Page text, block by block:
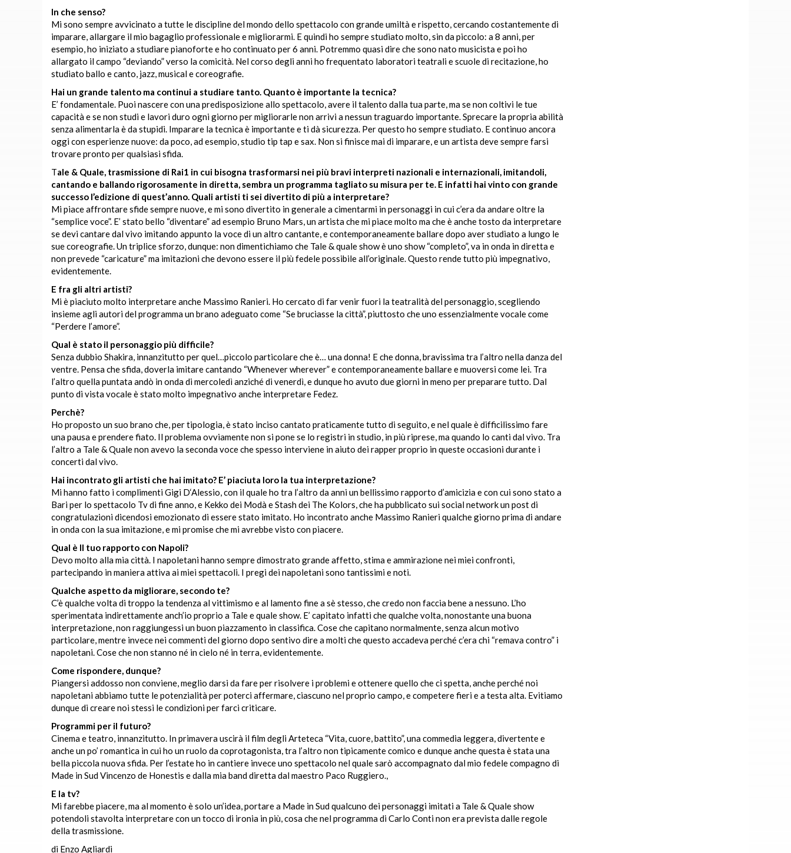
In che senso?
Mi sono sempre avvicinato a tutte le discipline del mondo dello spettacolo con grande umiltà e rispetto, cercando costantemente di
imparare, allargare il mio bagaglio professionale e migliorarmi. E quindi ho sempre studiato molto, sin da piccolo: a 8 anni, per
esempio, ho iniziato a studiare pianoforte e ho continuato per 6 anni. Potremmo quasi dire che sono nato musicista e poi ho
allargato il campo “deviando” verso la comicità. Nel corso degli anni ho frequentato laboratori teatrali e scuole di recitazione, ho
studiato ballo e canto, jazz, musical e coreografie.
Hai un grande talento ma continui a studiare tanto. Quanto è importante la tecnica?
E’ fondamentale. Puoi nascere con una predisposizione allo spettacolo, avere il talento dalla tua parte, ma se non coltivi le tue
capacità e se non studi e lavori duro ogni giorno per migliorarle non arrivi a nessun traguardo importante. Sprecare la propria abilità
senza alimentarla è da stupidi. Imparare la tecnica è importante e ti dà sicurezza. Per questo ho sempre studiato. E continuo ancora
oggi con esperienze nuove: da poco, ad esempio, studio tip tap e sax. Non si finisce mai di imparare, e un artista deve sempre farsi
trovare pronto per qualsiasi sfida.
Tale & Quale, trasmissione di Rai1 in cui bisogna trasformarsi nei più bravi interpreti nazionali e internazionali, imitandoli,
cantando e ballando rigorosamente in diretta, sembra un programma tagliato su misura per te. E infatti hai vinto con grande
successo l’edizione di quest’anno. Quali artisti ti sei divertito di più a interpretare?
Mi piace affrontare sfide sempre nuove, e mi sono divertito in generale a cimentarmi in personaggi in cui c’era da andare oltre la
“semplice voce”. E’ stato bello “diventare” ad esempio Bruno Mars, un artista che mi piace molto ma che è anche tosto da interpretare
se devi cantare dal vivo imitando appunto la voce di un altro cantante, e contemporaneamente ballare dopo aver studiato a lungo le
sue coreografie. Un triplice sforzo, dunque: non dimentichiamo che Tale & quale show è uno show “completo”, va in onda in diretta e
non prevede “caricature” ma imitazioni che devono essere il più fedele possibile all’originale. Questo rende tutto più impegnativo,
evidentemente.
E fra gli altri artisti?
Mi è piaciuto molto interpretare anche Massimo Ranieri. Ho cercato di far venir fuori la teatralità del personaggio, scegliendo
insieme agli autori del programma un brano adeguato come “Se bruciasse la città”, piuttosto che uno essenzialmente vocale come
“Perdere l’amore”.
Qual è stato il personaggio più difficile?
Senza dubbio Shakira, innanzitutto per quel…piccolo particolare che è… una donna! E che donna, bravissima tra l’altro nella danza del
ventre. Pensa che sfida, doverla imitare cantando “Whenever wherever” e contemporaneamente ballare e muoversi come lei. Tra
l’altro quella puntata andò in onda di mercoledì anziché di venerdì, e dunque ho avuto due giorni in meno per preparare tutto. Dal
punto di vista vocale è stato molto impegnativo anche interpretare Fedez.
Perchè?
Ho proposto un suo brano che, per tipologia, è stato inciso cantato praticamente tutto di seguito, e nel quale è difficilissimo fare
una pausa e prendere fiato. Il problema ovviamente non si pone se lo registri in studio, in più riprese, ma quando lo canti dal vivo. Tra
l’altro a Tale & Quale non avevo la seconda voce che spesso interviene in aiuto dei rapper proprio in queste occasioni durante i
concerti dal vivo.
Hai incontrato gli artisti che hai imitato? E’ piaciuta loro la tua interpretazione?
Mi hanno fatto i complimenti Gigi D‘Alessio, con il quale ho tra l’altro da anni un bellissimo rapporto d’amicizia e con cui sono stato a
Bari per lo spettacolo Tv di fine anno, e Kekko dei Modà e Stash dei The Kolors, che ha pubblicato sui social network un post di
congratulazioni dicendosi emozionato di essere stato imitato. Ho incontrato anche Massimo Ranieri qualche giorno prima di andare
in onda con la sua imitazione, e mi promise che mi avrebbe visto con piacere.
Qual è Il tuo rapporto con Napoli?
Devo molto alla mia città. I napoletani hanno sempre dimostrato grande affetto, stima e ammirazione nei miei confronti,
partecipando in maniera attiva ai miei spettacoli. I pregi dei napoletani sono tantissimi e noti.
Qualche aspetto da migliorare, secondo te?
C’è qualche volta di troppo la tendenza al vittimismo e al lamento fine a sè stesso, che credo non faccia bene a nessuno. L’ho
sperimentata indirettamente anch’io proprio a Tale e quale show. E’ capitato infatti che qualche volta, nonostante una buona
interpretazione, non raggiungessi un buon piazzamento in classifica. Cose che capitano normalmente, senza alcun motivo
particolare, mentre invece nei commenti del giorno dopo sentivo dire a molti che questo accadeva perché c’era chi “remava contro” i
napoletani. Cose che non stanno né in cielo né in terra, evidentemente.
Come rispondere, dunque?
Piangersi addosso non conviene, meglio darsi da fare per risolvere i problemi e ottenere quello che ci spetta, anche perché noi
napoletani abbiamo tutte le potenzialità per poterci affermare, ciascuno nel proprio campo, e competere fieri e a testa alta. Evitiamo
dunque di creare noi stessi le condizioni per farci criticare.
Programmi per il futuro?
Cinema e teatro, innanzitutto. In primavera uscirà il film degli Arteteca “Vita, cuore, battito”, una commedia leggera, divertente e
anche un po’ romantica in cui ho un ruolo da coprotagonista, tra l’altro non tipicamente comico e dunque anche questa è stata una
bella piccola nuova sfida. Per l’estate ho in cantiere invece uno spettacolo nel quale sarò accompagnato dal mio fedele compagno di
Made in Sud Vincenzo de Honestis e dalla mia band diretta dal maestro Paco Ruggiero.,
E la tv?
Mi farebbe piacere, ma al momento è solo un’idea, portare a Made in Sud qualcuno dei personaggi imitati a Tale & Quale show
potendoli stavolta interpretare con un tocco di ironia in più, cosa che nel programma di Carlo Conti non era prevista dalle regole
della trasmissione.
di Enzo Agliardi